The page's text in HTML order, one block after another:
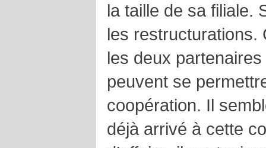
la taille de sa filiale.
les restructurations.
les deux
peuvent se
coopération. Il
déjà arrivé à cette